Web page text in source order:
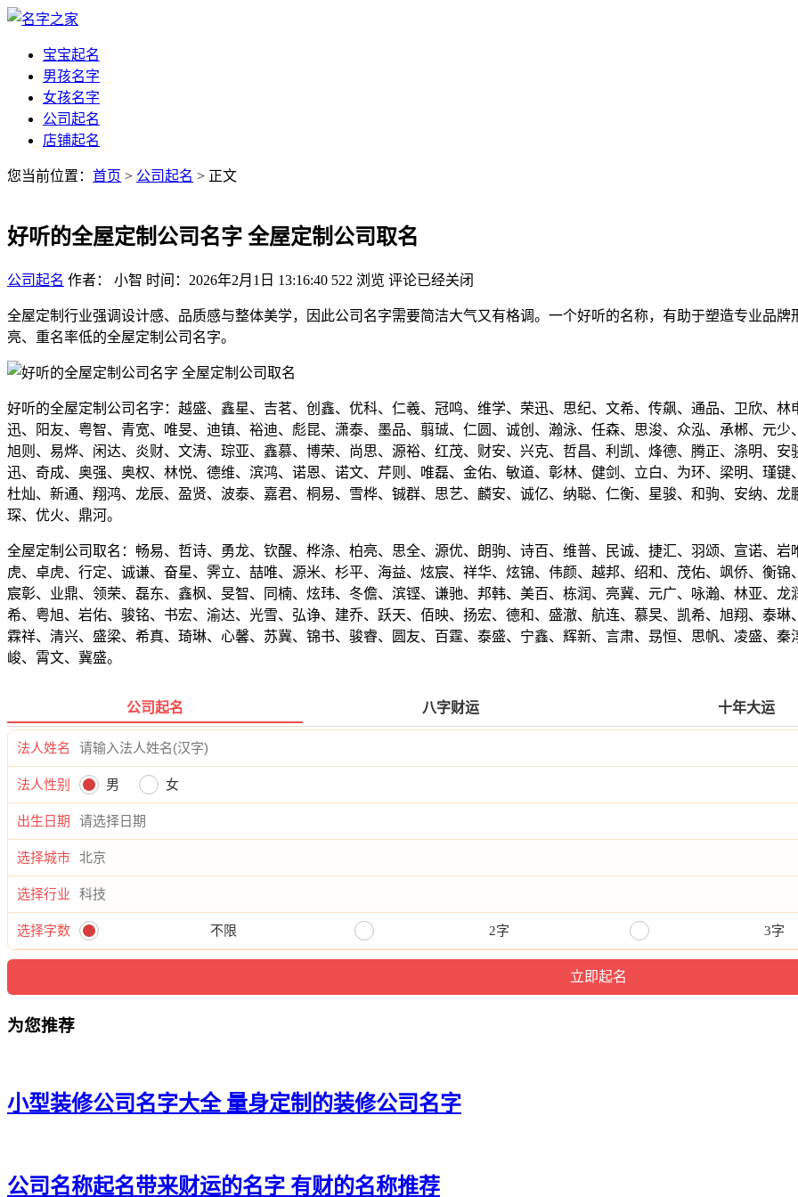
宝宝起名
男孩名字
女孩名字
公司起名
店铺起名
您当前位置： 首页 > 公司起名 > 正文
好听的全屋定制公司名字 全屋定制公司取名
公司起名 作者： 小智 时间：2026年2月1日 13:16:40 522 浏览 评论已经关闭
全屋定制行业强调设计感、品质感与整体美学，因此公司名字需要简洁大气又有格调。一个好听的名称，有助于塑造专业品
亮、重名率低的全屋定制公司名字。
好听的全屋定制公司名字：越盛、鑫星、吉茗、创鑫、优科、仁羲、冠鸣、维学、荣迅、思纪、文希、传飙、通品、卫欣、
迅、阳友、粤智、青宽、唯旻、迪镇、裕迪、彪昆、潇泰、墨品、翦珹、仁圆、诚创、瀚泳、任森、思浚、众泓、承郴、元
旭则、易烨、闲达、炎财、文涛、琮亚、鑫慕、博荣、尚思、源裕、红茂、财安、兴克、哲昌、利凯、烽德、腾正、涤明、
迅、奇成、奥强、奥权、林悦、德维、滨鸿、诺恩、诺文、芹则、唯磊、金佑、敏道、彰林、健剑、立白、为环、梁明、瑾
杜灿、新通、翔鸿、龙辰、盈贤、波泰、嘉君、桐易、雪桦、铖群、思艺、麟安、诚亿、纳聪、仁衡、星骏、和驹、安纳、
琛、优火、鼎河。
全屋定制公司取名：畅易、哲诗、勇龙、钦醒、桦涤、柏亮、思全、源优、朗驹、诗百、维普、民诚、捷汇、羽颂、宣诺、
虎、卓虎、行定、诚谦、奋星、霁立、喆唯、源米、杉平、海益、炫宸、祥华、炫锦、伟颜、越邦、绍和、茂佑、飒侨、衡
宸彰、业鼎、领荣、磊东、鑫枫、旻智、同楠、炫玮、冬儋、滨铿、谦驰、邦韩、美百、栋润、亮冀、元广、咏瀚、林亚、
希、粤旭、岩佑、骏铭、书宏、渝达、光雪、弘诤、建乔、跃天、佰映、扬宏、德和、盛澈、航连、慕旲、凯希、旭翔、泰
霖祥、清兴、盛梁、希真、琦琳、心馨、苏冀、锦书、骏睿、圆友、百霆、泰盛、宁鑫、辉新、言肃、昮恒、思帆、凌盛、
峻、霄文、冀盛。
公司起名 八字财运 十年大运
法人姓名
法人性别 男 女
出生日期
选择城市
选择行业
选择字数 不限 2字 3字
为您推荐
小型装修公司名字大全 量身定制的装修公司名字
公司名称起名带来财运的名字 有财的名称推荐